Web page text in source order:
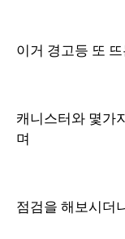
이거 경고등 또
캐니스터와 몇가
며
점검을 해보시더